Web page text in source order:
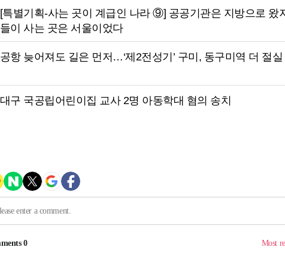
[특별기획-사는 곳이 계급인 나라 ⑨] 공공기관은 지방으로 왔
들이 사는 곳은 서울이었다
공항 늦어져도 길은 먼저…‘제2전성기’ 구미, 동구미역 더 절실
대구 국공립어린이집 교사 2명 아동학대 혐의 송치